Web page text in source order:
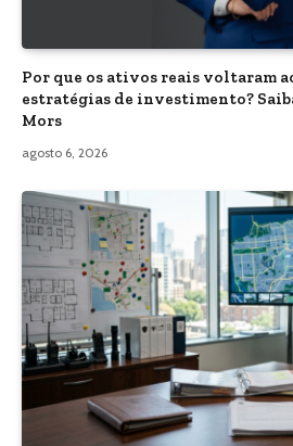
Por que os ativos reais voltaram
estratégias de investimento?
Mors
agosto 6, 2026